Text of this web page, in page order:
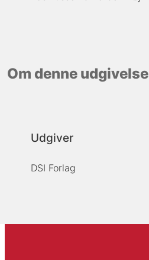
Om denne udgivelse
Udgiver
DSI Forlag